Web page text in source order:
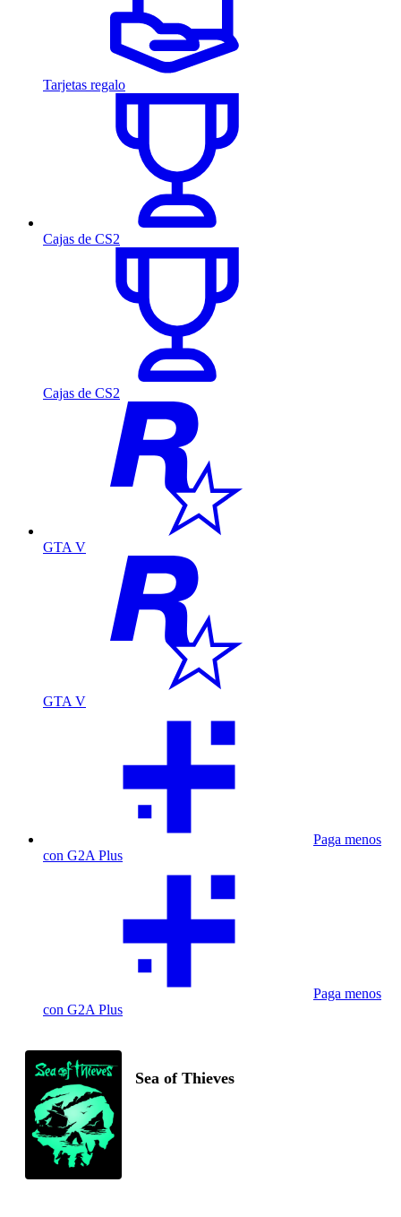
Tarjetas regalo
Cajas de CS2
Cajas de CS2
GTA V
GTA V
Paga menos
con G2A Plus
Paga menos
con G2A Plus
Sea of Thieves